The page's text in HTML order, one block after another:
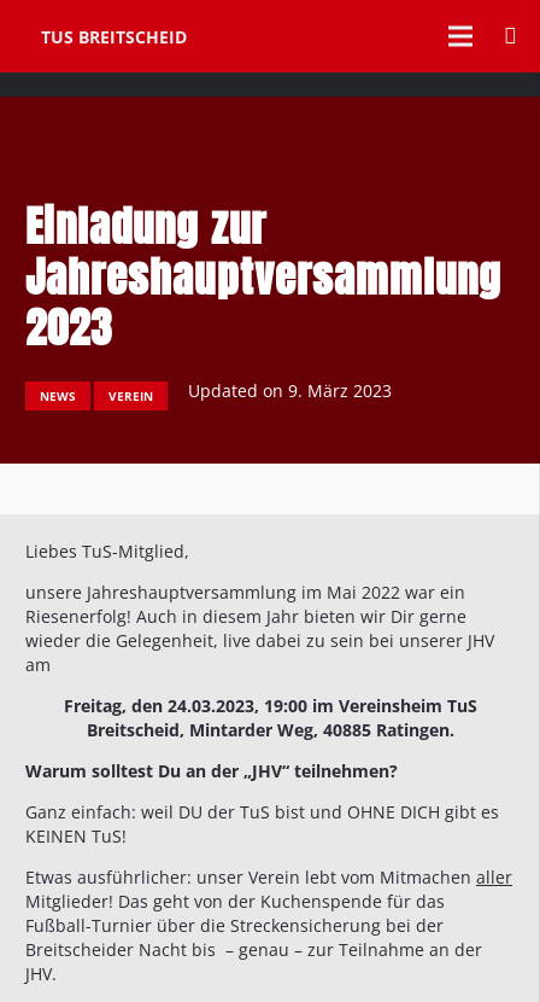
TUS BREITSCHEID
Einladung zur
Jahreshauptversammlung
2023
NEWS VEREIN Updated on 9. März 2023
Liebes TuS-Mitglied,
unsere Jahreshauptversammlung im Mai 2022 war ein
Riesenerfolg! Auch in diesem Jahr bieten wir Dir gerne
wieder die Gelegenheit, live dabei zu sein bei unserer JHV
am
Freitag, den 24.03.2023, 19:00 im Vereinsheim TuS
Breitscheid, Mintarder Weg, 40885 Ratingen.
Warum solltest Du an der „JHV“ teilnehmen?
Ganz einfach: weil DU der TuS bist und OHNE DICH gibt es
KEINEN TuS!
Etwas ausführlicher: unser Verein lebt vom Mitmachen aller
Mitglieder! Das geht von der Kuchenspende für das
Fußball-Turnier über die Streckensicherung bei der
Breitscheider Nacht bis – genau – zur Teilnahme an der
JHV.